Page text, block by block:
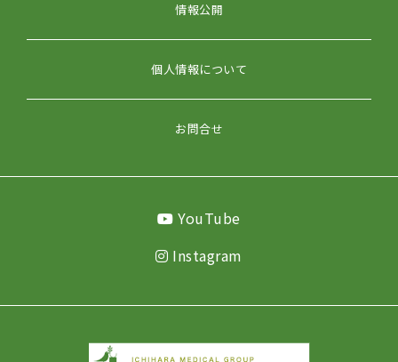
情報公開
個人情報について
お問合せ
YouTube
Instagram